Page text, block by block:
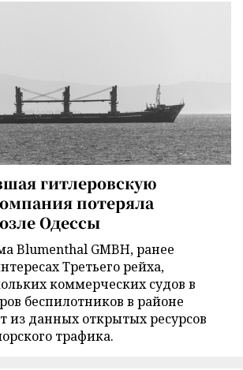
гитлеровскую
потеряла
Одессы
Blumenthal GMBH, ранее
Третьего рейха,
коммерческих судов в
беспилотников в районе
из данных открытых ресурсов
трафика.